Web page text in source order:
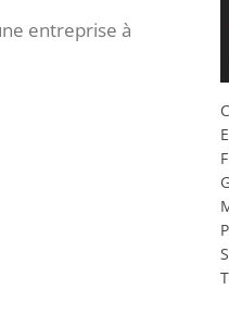
entreprise à